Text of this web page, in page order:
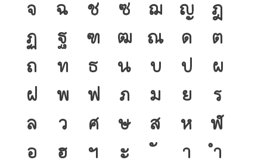
จ
ฉ ช ซ ฌ ญ
ฎ
ฏ
ฐ ฑ ฒ ณ ด
ต
ถ
ท ธ น บ ป
ผ
ฝ
พ ฟ ภ ม ย
ร
ล
ว ศ ษ ส ห
ฬ
อ
ฮ ฯ ะ า
ำ